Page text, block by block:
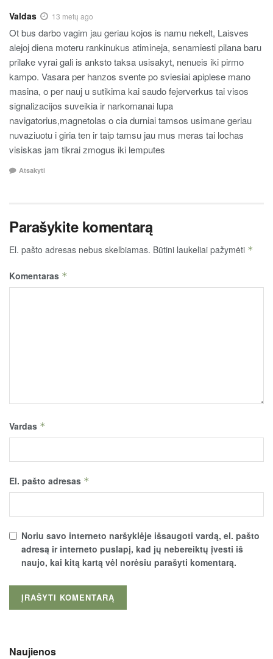
Valdas 13 metų ago
Ot bus darbo vagim jau geriau kojos is namu nekelt, Laisves
alejoj diena moteru rankinukus atimineja, senamiesti pilana baru
prilake vyrai gali is anksto taksa usisakyt, nenueis iki pirmo
kampo. Vasara per hanzos svente po sviesiai apiplese mano
masina, o per nauj u sutikima kai saudo fejerverkus tai visos
signalizacijos suveikia ir narkomanai lupa
navigatorius,magnetolas o cia durniai tamsos usimane geriau
nuvaziuotu i giria ten ir taip tamsu jau mus meras tai lochas
visiskas jam tikrai zmogus iki lemputes
Atsakyti
Parašykite komentarą
El. pašto adresas nebus skelbiamas. Būtini laukeliai pažymėti *
Komentaras *
Vardas *
El. pašto adresas *
Noriu savo interneto naršyklėje išsaugoti vardą, el. pašto
adresą ir interneto puslapį, kad jų nebereiktų įvesti iš
naujo, kai kitą kartą vėl norėsiu parašyti komentarą.
Naujienos